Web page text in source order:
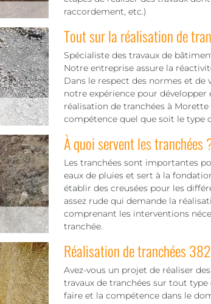
raccordement, etc.)
Tout sur la réalisation de
Spécialiste des travaux de
Notre entreprise assure la
Dans le respect des normes et
notre expérience pour
réalisation de tranchées à
compétence quel que soit le type
À quoi servent les tranchées
Les tranchées sont importantes
eaux de pluies et sert à la
établir des creusées pour les
assez rude qui demande la
comprenant les interventions
tranchée.
Réalisation de tranchées
Avez-vous un projet de réaliser
travaux de tranchées sur tout
faire et la compétence dans le